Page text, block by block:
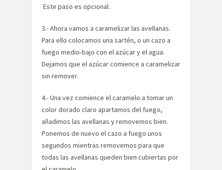
Este paso es opcional.
3.- Ahora vamos a caramelizar las avellanas.
Para ello colocamos una sartén, o un cazo a
fuego medio-bajo con el azúcar y el agua.
Dejamos que el azúcar comience a caramelizar
sin remover.
4.- Una vez comience el caramelo a tomar un
color dorado claro apartamos del fuego,
añadimos las avellanas y removemos bien.
Ponemos de nuevo el cazo a fuego unos
segundos mientras removemos para que
todas las avellanas queden bien cubiertas por